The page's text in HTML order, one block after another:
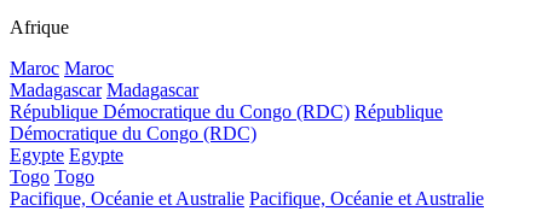
Afrique
Maroc Maroc
Madagascar Madagascar
République Démocratique du Congo (RDC) République
Démocratique du Congo (RDC)
Egypte Egypte
Togo Togo
Pacifique, Océanie et Australie Pacifique, Océanie et Australie